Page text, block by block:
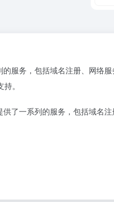
服务，包括域名注册、网络
。
了一系列的服务，包括域名